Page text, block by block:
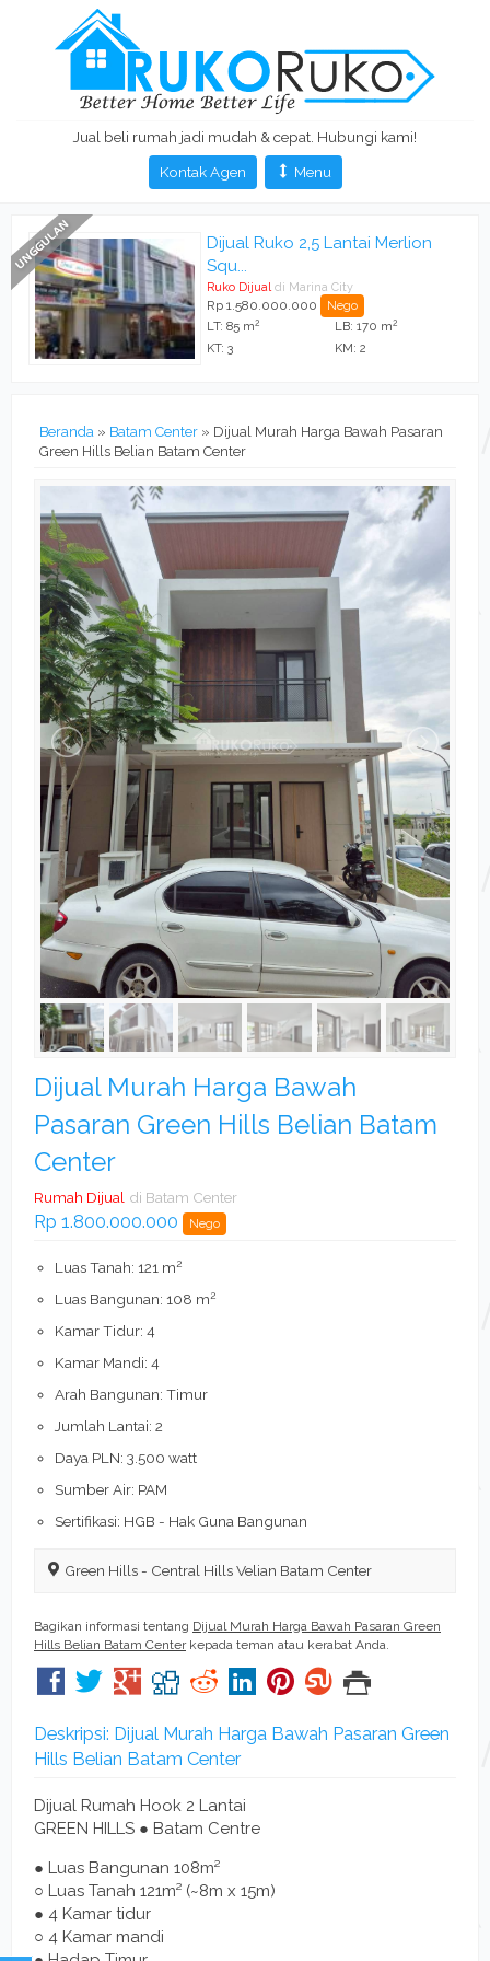
Jual beli rumah jadi mudah & cepat. Hubungi kami!
Kontak Agen
Menu
Dijual Ruko 2,5 Lantai Merlion
Squ...
Ruko Dijual di Marina City
Rp 1.580.000.000 Nego
LT: 85 m2 LB: 170 m2
KT: 3 KM: 2
Beranda » Batam Center » Dijual Murah Harga Bawah Pasaran
Green Hills Belian Batam Center
Dijual Murah Harga Bawah
Pasaran Green Hills Belian Batam
Center
Rumah Dijual di Batam Center
Rp 1.800.000.000 Nego
Luas Tanah: 121 m2
Luas Bangunan: 108 m2
Kamar Tidur: 4
Kamar Mandi: 4
Arah Bangunan: Timur
Jumlah Lantai: 2
Daya PLN: 3.500 watt
Sumber Air: PAM
Sertifikasi: HGB - Hak Guna Bangunan
Green Hills - Central Hills Velian Batam Center
Bagikan informasi tentang Dijual Murah Harga Bawah Pasaran Green
Hills Belian Batam Centerkepada teman atau kerabat Anda.
Deskripsi: Dijual Murah Harga Bawah Pasaran Green
Hills Belian Batam Center
Dijual Rumah Hook 2 Lantai
GREEN HILLS ● Batam Centre
● Luas Bangunan 108m²
○ Luas Tanah 121m² (~8m x 15m)
● 4 Kamar tidur
○ 4 Kamar mandi